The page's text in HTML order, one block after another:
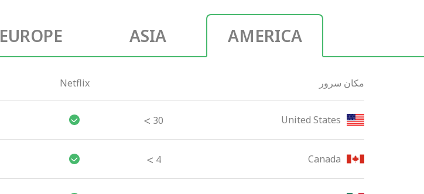
AMERICA
ASIA
EUROPE
مکان سرور Netflix
United States
30
>
Canada
4
>